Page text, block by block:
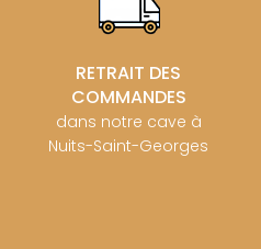
RETRAIT DES
COMMANDES
dans notre cave à
Nuits-Saint-Georges